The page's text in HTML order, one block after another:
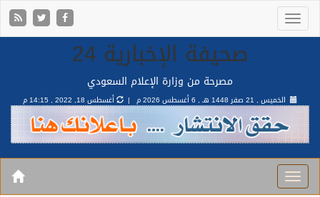
صحيفة الإخبارية 24
مصرحة من وزارة الإعلام السعودي
الخميس , 21 صفر 1448 هـ , 6 أغسطس 2026 م | أغسطس 18, 2022 , 14:15 م